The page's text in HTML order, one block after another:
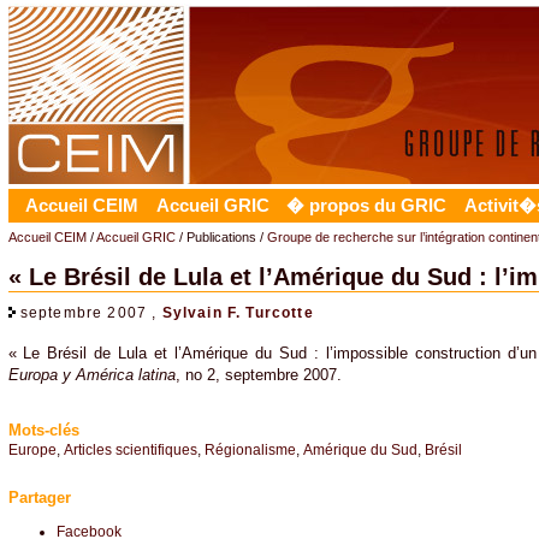
Accueil CEIM Accueil GRIC � propos du GRIC
Accueil CEIM/Accueil GRIC/ Publications / Groupe de recherche sur l’intégration
« Le Brésil de Lula et l’Amérique du Sud :
septembre 2007 , Sylvain F. Turcotte
« Le Brésil de Lula et l’Amérique du Sud : l’impossible construction
Europa y América latina, no 2, septembre 2007.
Mots-clés
Europe Articles scientifiques, Régionalisme Amérique du Sud Brésil
Partager
Facebook